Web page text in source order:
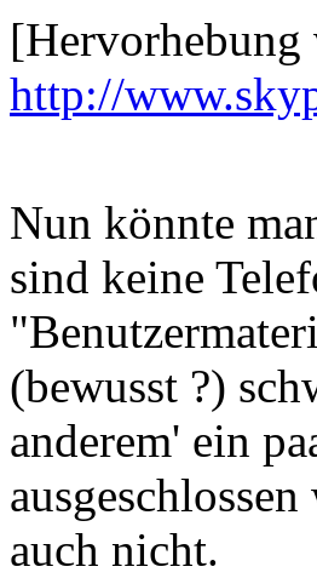
http://
Nun könnte
sind keine
(bewusst ?)
anderem' ein
auch nicht.